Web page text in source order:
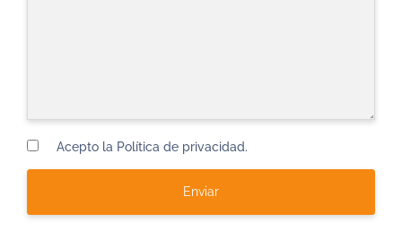
Acepto la Política de privacidad.